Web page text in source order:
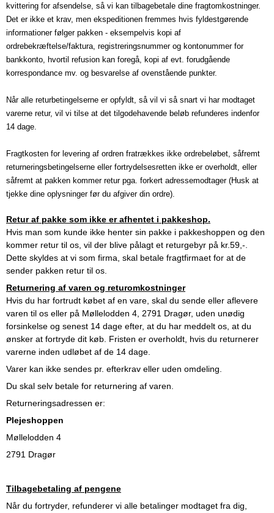
kvittering for afsendelse, så vi kan tilbagebetale dine fragtomkostninger.
Det er ikke et krav, men ekspeditionen fremmes hvis fyldestgørende
informationer følger pakken - eksempelvis kopi af
ordrebekræftelse/faktura, registreringsnummer og kontonummer for
bankkonto, hvortil refusion kan foregå, kopi af evt. forudgående
korrespondance mv. og besvarelse af ovenstående punkter.
Når alle returbetingelserne er opfyldt, så vil vi så snart vi har modtaget
varerne retur, vil vi tilse at det tilgodehavende beløb refunderes indenfor
14 dage.
Fragtkosten for levering af ordren fratrækkes ikke ordrebeløbet, såfremt
returneringsbetingelserne eller fortrydelsesretten ikke er overholdt, eller
såfremt at pakken kommer retur pga. forkert adressemodtager (Husk at
tjekke dine oplysninger før du afgiver din ordre).
Retur af pakke som ikke er afhentet i pakkeshop.
Hvis man som kunde ikke henter sin pakke i pakkeshoppen og den
kommer retur til os, vil der blive pålagt et returgebyr på kr.59,-.
Dette skyldes at vi som firma, skal betale fragtfirmaet for at de
sender pakken retur til os.
Returnering af varen og returomkostninger
Hvis du har fortrudt købet af en vare, skal du sende eller aflevere
varen til os eller på Møllelodden 4, 2791 Dragør, uden unødig
forsinkelse og senest 14 dage efter, at du har meddelt os, at du
ønsker at fortryde dit køb. Fristen er overholdt, hvis du returnerer
varerne inden udløbet af de 14 dage.
Varer kan ikke sendes pr. efterkrav eller uden omdeling.
Du skal selv betale for returnering af varen.
Returneringsadressen er:
Plejeshoppen
Møllelodden 4
2791 Dragør
Tilbagebetaling af pengene
Når du fortryder, refunderer vi alle betalinger modtaget fra dig,